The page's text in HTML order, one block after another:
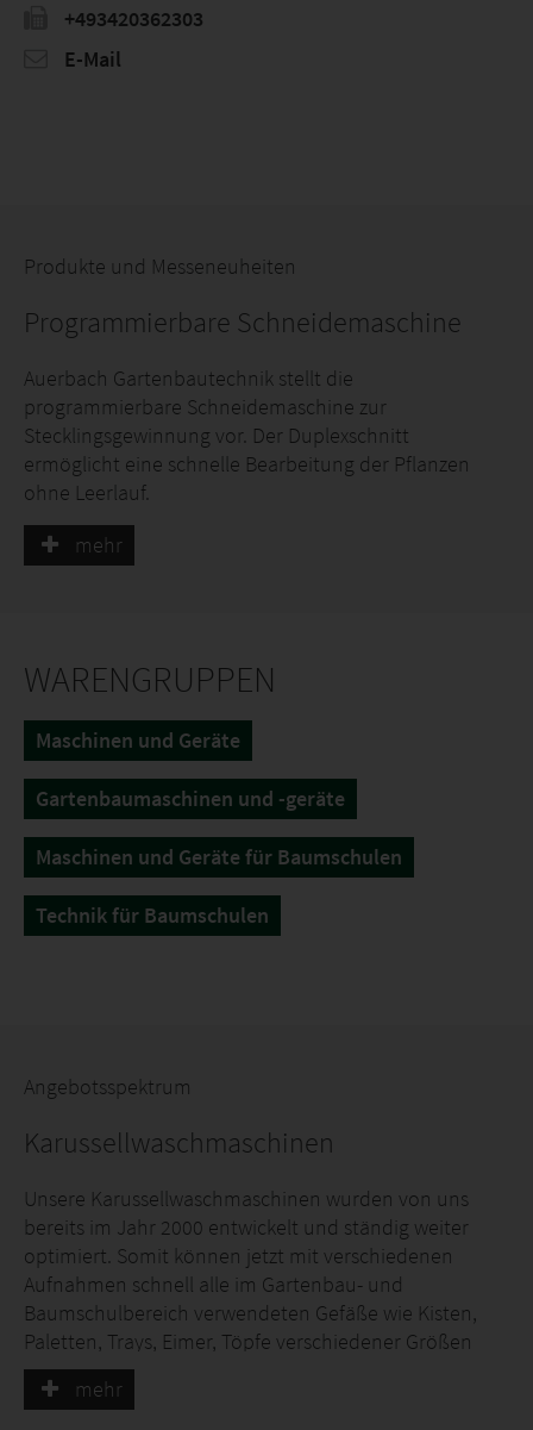
+493420362303
E-Mail
Produkte und Messeneuheiten
Programmierbare Schneidemaschine
Auerbach Gartenbautechnik stellt die
programmierbare Schneidemaschine zur
Stecklingsgewinnung vor. Der Duplexschnitt
ermöglicht eine schnelle Bearbeitung der Pflanzen
ohne Leerlauf.
Die Schneidemaschine ist schnell und einfach
programmierbar, bietet viele Möglichkeiten und ist
mehr
WARENGRUPPEN
Maschinen und Geräte
Gartenbaumaschinen und -geräte
Maschinen und Geräte für Baumschulen
Technik für Baumschulen
Angebotsspektrum
Karussellwaschmaschinen
Unsere Karussellwaschmaschinen wurden von uns
bereits im Jahr 2000 entwickelt und ständig weiter
optimiert. Somit können jetzt mit verschiedenen
Aufnahmen schnell alle im Gartenbau- und
Baumschulbereich verwendeten Gefäße wie Kisten,
Paletten, Trays, Eimer, Töpfe verschiedener Größen
sowie Blumenkästen gereinigt und auch, wenn nötig,
desinfiziert werden. Der große Vorteil ist die sehr gute
mehr